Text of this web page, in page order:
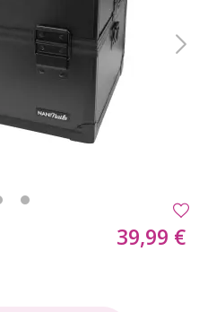
39,99 €